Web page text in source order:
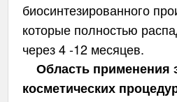
биосинтезированного
которые полностью
через 4 -12 месяцев.
Область применения
косметических